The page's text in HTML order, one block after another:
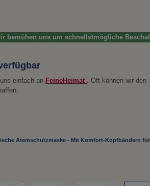
bemühen uns um schnellstmögliche
einfach an FeineHeimat
. Oft können wir den
Atemschutzmaske - Mit Komfort-Kopfbändern